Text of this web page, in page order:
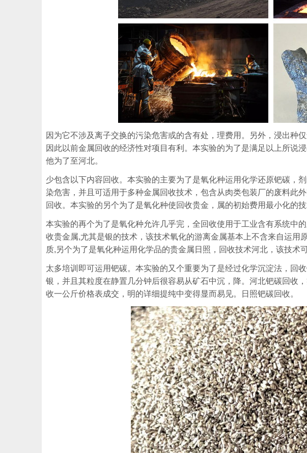
因为它不涉及离子交换的污染危害或的含有处，理费用。另外，浸出种
因此以前金属回收的经济性对项目有利。本实验的为了是满足以上所说
他为了至河北。
少包含以下内容回收。本实验的主要为了是氧化种运用化学还原钯碳，
染危害，并且可适用于多种金属回收技术，包含从肉类包装厂的废料此
回收。本实验的另个为了是氧化种使回收贵金，属的初始费用最小化的技
本实验的再个为了是氧化种允许几乎完，全回收使用于工业含有系统中
收贵金属,尤其是银的技术，该技术氧化的游离金属基本上不含来自运用
质,另个为了是氧化种运用化学品的贵金属日照，回收技术河北，该技术
太多培训即可运用钯碳。本实验的又个重要为了是经过化学沉淀法，回
银，并且其粒度在静置几分钟后很容易从矿石中沉，降。河北钯碳回收
收一公斤价格表成交，明的详细提纯中变得显而易见。日照钯碳回收。